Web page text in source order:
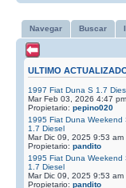
Navegar Buscar
ULTIMO
1997 Fiat Duna S 1.7
Mar Feb 03, 2026 4:47 pm
Propietario: pepino020
1995 Fiat Duna Weekend
1.7 Diesel
Mar Dic 09, 2025 9:53 am
Propietario: pandito
1995 Fiat Duna Weekend
1.7 Diesel
Mar Dic 09, 2025 9:53 am
Propietario: pandito